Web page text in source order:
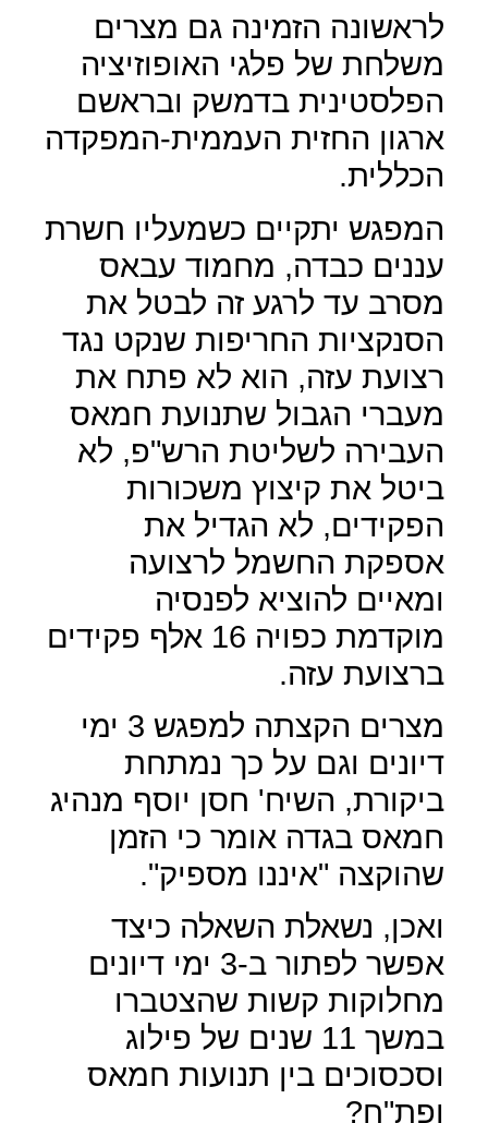
לראשונה הזמינה גם מצרים
משלחת של פלגי האופוזיציה
הפלסטינית בדמשק ובראשם
ארגון החזית העממית-המפקדה
הכללית.
המפגש יתקיים כשמעליו חשרת
עננים כבדה, מחמוד עבאס
מסרב עד לרגע זה לבטל את
הסנקציות החריפות שנקט נגד
רצועת עזה, הוא לא פתח את
מעברי הגבול שתנועת חמאס
העבירה לשליטת הרש"פ, לא
ביטל את קיצוץ משכורות
הפקידים, לא הגדיל את
אספקת החשמל לרצועה
ומאיים להוציא לפנסיה
מוקדמת כפויה 16 אלף פקידים
ברצועת עזה.
מצרים הקצתה למפגש 3 ימי
דיונים וגם על כך נמתחת
ביקורת, השיח' חסן יוסף מנהיג
חמאס בגדה אומר כי הזמן
שהוקצה "איננו מספיק".
ואכן, נשאלת השאלה כיצד
אפשר לפתור ב-3 ימי דיונים
מחלוקות קשות שהצטברו
במשך 11 שנים של פילוג
וסכסוכים בין תנועות חמאס
ופת"ח?